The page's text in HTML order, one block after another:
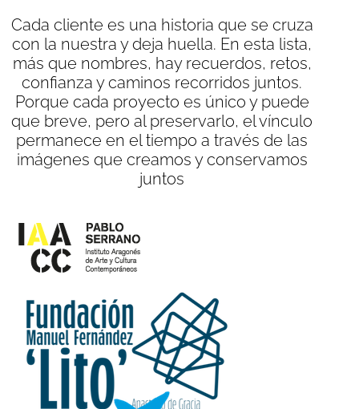
Cada cliente es una historia que se cruza
con la nuestra y deja huella. En esta lista,
más que nombres, hay recuerdos, retos,
confianza y caminos recorridos juntos.
Porque cada proyecto es único y puede
que breve, pero al preservarlo, el vínculo
permanece en el tiempo a través de las
imágenes que creamos y conservamos
juntos